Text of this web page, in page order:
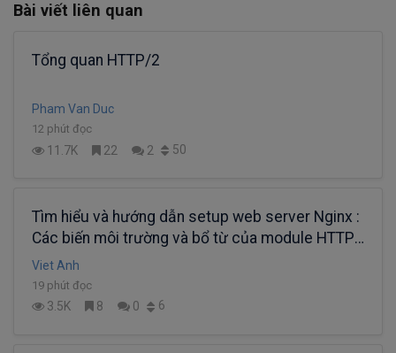
Bài viết liên quan
Tổng quan HTTP/2
Pham Van Duc
12 phút đọc
11.7K 22 2 50
Tìm hiểu và hướng dẫn setup web server Nginx :
Các biến môi trường và bổ từ của module HTTP
trong NGINX
Viet Anh
19 phút đọc
3.5K 8 0 6